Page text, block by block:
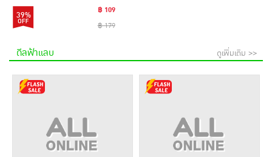
39%
฿ 109
฿ 179
ดีลฟ้าแลบ ดูเพิ่มเติม >>